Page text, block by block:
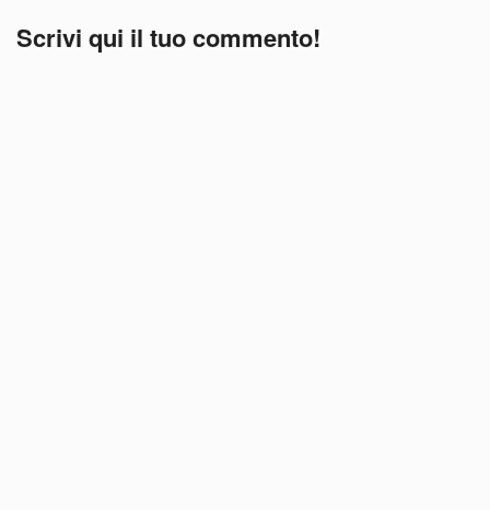
Scrivi qui il tuo commento!